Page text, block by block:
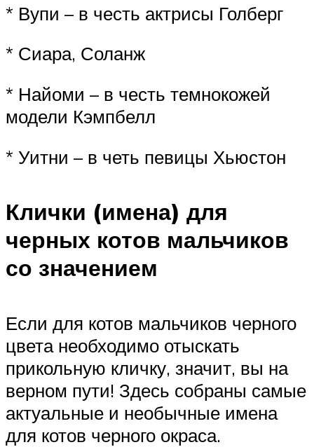
* Вупи – в честь актрисы Голберг
* Сиара, Соланж
* Найоми – в честь темнокожей
модели Кэмпбелл
* Уитни – в четь певицы Хьюстон
Клички (имена) для
черных котов мальчиков
со значением
Если для котов мальчиков черного
цвета необходимо отыскать
прикольную кличку, значит, вы на
верном пути! Здесь собраны самые
актуальные и необычные имена
для котов черного окраса.